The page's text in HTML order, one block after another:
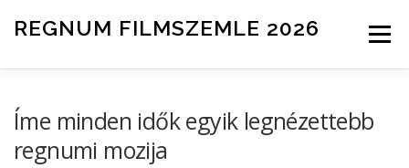
REGNUM FILMSZEMLE 2026 Menü
Íme minden idők egyik legnézettebb
regnumi mozija